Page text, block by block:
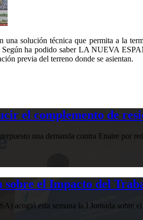
una solución técnica que permita a la
ha podido saber LA NUEVA
previa del terreno donde se asientan.
el complemento de
una demanda contra Enaire por
el Impacto del
acogió esta semana la I Jornada